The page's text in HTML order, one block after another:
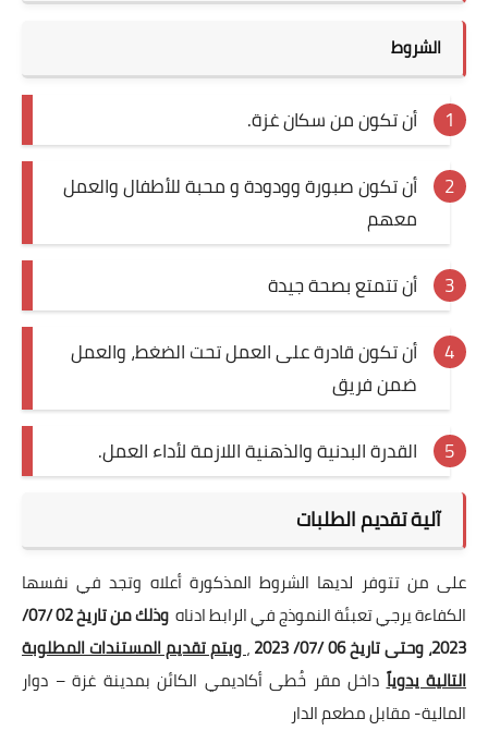
الشروط
أن تكون من سكان غزة.
أن تكون صبورة وودودة و محبة للأطفال والعمل
معهم
أن تتمتع بصحة جيدة
أن تكون قادرة على العمل تحت الضغط، والعمل
ضمن فريق
القدرة البدنية والذهنية اللازمة لأداء العمل.
آلية تقديم الطلبات
على من تتوفر لديها الشروط المذكورة أعلاه وتجد في نفسها
الكفاءة يرجي تعبئة النموذج في الرابط ادناه
وذلك من تاريخ 02 /07/
2023، وحتى تاريخ 06 /07/ 2023
،ويتم تقديم المستندات المطلوبة
التالية يدوياًداخل مقر خُطى أكاديمي الكائن بمدينة غزة – دوار
المالية- مقابل مطعم الدار